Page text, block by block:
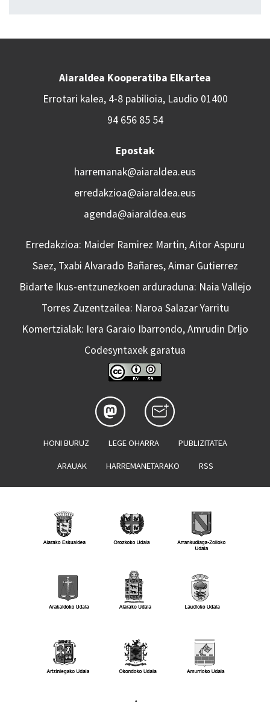
Aiaraldea Kooperatiba Elkartea
Errotari kalea, 4-8 pabilioia, Laudio 01400
94 656 85 54
Epostak
harremanak@aiaraldea.eus
erredakzioa@aiaraldea.eus
agenda@aiaraldea.eus
Erredakzioa: Maider Ramirez Martin, Aitor Aspuru
Saez, Txabi Alvarado Bañares, Aimar Gutierrez
Bidarte Ikus-entzunezkoen arduraduna: Naia Vallejo
Torres Zuzentzailea: Naroa Salazar Yarritu
Komertzialak: Iera Garaio Ibarrondo, Amrudin Drljo
Codesyntaxek garatua
HONI BURUZ LEGE OHARRA PUBLIZITATEA
ARAUAK HARREMANETARAKO RSS